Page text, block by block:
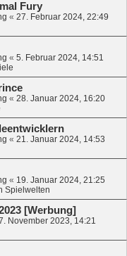
Fury
« 27. Februar 2024, 22:49
« 5. Februar 2024, 14:51
« 28. Januar 2024, 16:20
« 21. Januar 2024, 14:53
« 19. Januar 2024, 21:25
Spielwelten
[Werbung]
November 2023, 14:21